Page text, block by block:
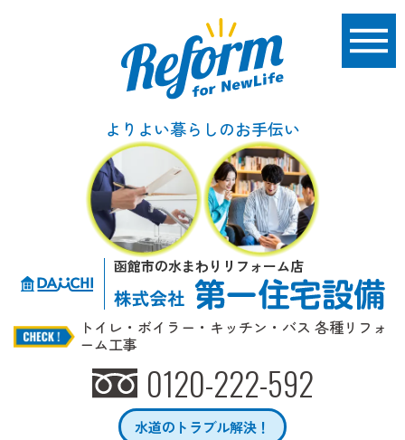
よりよい暮らしのお手伝い
函館市の水まわりリフォーム店
トイレ・ボイラー・キッチン・バス 各種リフォ
ーム工事
0120-222-592
水道のトラブル解決！